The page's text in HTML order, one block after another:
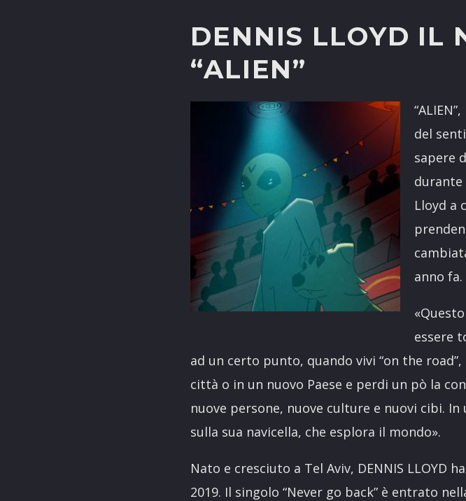
DENNIS LLOYD IL
“ALIEN”
del
sapere
Lloyd a
anno fa.
essere
ad un certo punto, quando vivi “on the
città o in un nuovo Paese e perdi un pò la
nuove persone, nuove culture e nuovi cibi.
sulla sua navicella, che esplora il mondo».
Nato e cresciuto a Tel Aviv, DENNIS LLOYD
2019. Il singolo “Never go back” è entrato